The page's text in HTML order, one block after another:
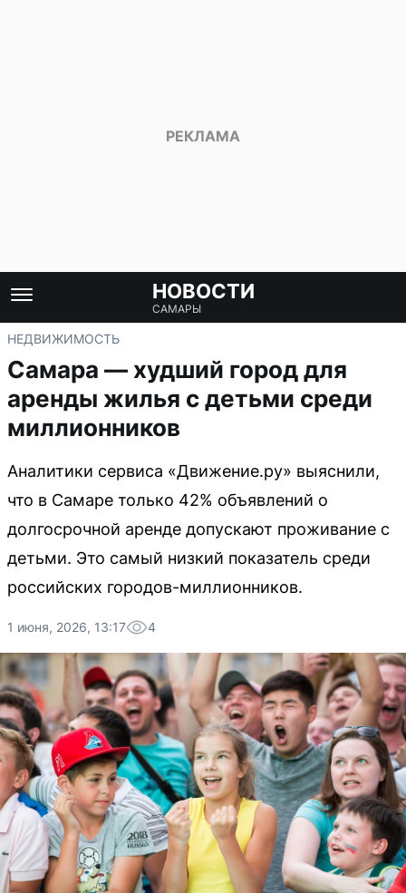
НОВОСТИ
САМАРЫ
НЕДВИЖИМОСТЬ
Самара — худший город для
аренды жилья с детьми среди
миллионников
Аналитики сервиса «Движение.ру» выяснили,
что в Самаре только 42% объявлений о
долгосрочной аренде допускают проживание с
детьми. Это самый низкий показатель среди
российских городов-миллионников.
1 июня, 2026, 13:17 4